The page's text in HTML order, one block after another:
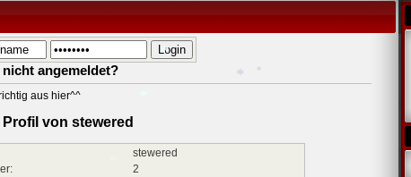
angemeldet?
aus hier^^
Profil von stewered
stewered
2
* * *